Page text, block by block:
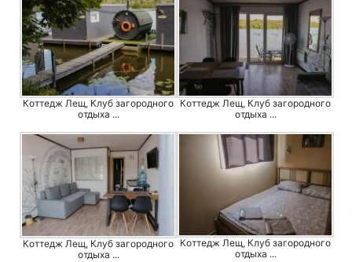
Коттедж Лещ, Клуб загородного
отдыха ...
Коттедж Лещ, Клуб загородного
отдыха ...
Коттедж Лещ, Клуб загородного
отдыха ...
Коттедж Лещ, Клуб загородного
отдыха ...